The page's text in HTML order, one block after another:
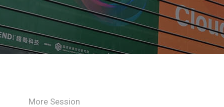
More Session